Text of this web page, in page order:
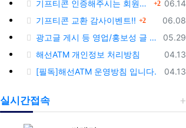
등록
06.14
기프티콘 인증해주시는 회원님께 추가 포인트 쏩니다!! 2댓글
등록일
06.08
기프티콘 교환 감사이벤트!! 2댓글
등록
05.29
광고글 게시 등 영업/홍보성 글 삭제 및 제제대상입니다.
등록
04.13
해선ATM 개인정보 처리방침
등록
04.13
[필독]해선ATM 운영방침 입니다.
실시간접속